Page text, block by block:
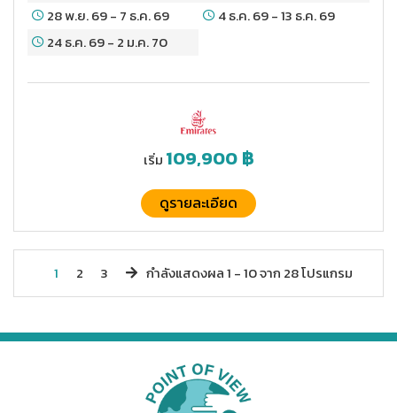
28 พ.ย. 69- 7 ธ.ค. 69 4 ธ.ค. 69-13 ธ.ค. 69
24 ธ.ค. 69- 2 ม.ค. 70
เริ่ม 109,900฿
ดูรายละเอียด
1 2 3 กำลังแสดงผล1 -10จาก 28โปรแกรม